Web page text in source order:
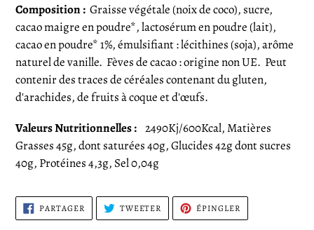
Composition : Graisse végétale (noix de coco), sucre,
cacao maigre en poudre*, lactosérum en poudre (lait),
cacao en poudre* 1%, émulsifiant : lécithines (soja), arôme
naturel de vanille. Fèves de cacao : origine non UE. Peut
contenir des traces de céréales contenant du gluten,
d'arachides, de fruits à coque et d'œufs.
Valeurs Nutritionnelles : 2490Kj/600Kcal, Matières
Grasses 45g, dont saturées 40g, Glucides 42g dont sucres
40g, Protéines 4,3g, Sel 0,04g
PARTAGER PARTAGER
SUR
FACEBOOK
TWEETER TWEETER
TWITTER
ÉPINGLER
PINTEREST